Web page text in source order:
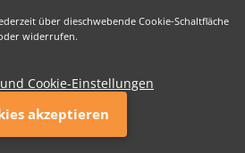
über dieschwebende Cookie-Schaltfläche
widerrufen.
Cookie-Einstellungen
akzeptieren
Exclusief